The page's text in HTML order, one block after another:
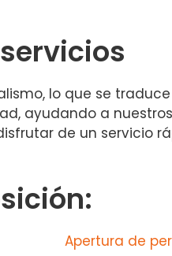
lo que se
ayudando a
de un servicio
Apertura de